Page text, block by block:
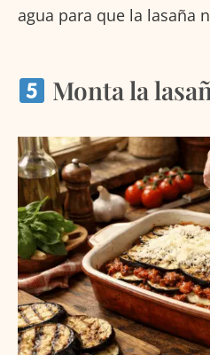
agua para que la lasaña
Monta la